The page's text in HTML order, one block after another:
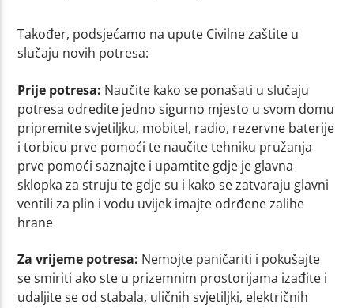
Također, podsjećamo na upute Civilne zaštite u
slučaju novih potresa:
Prije potresa: Naučite kako se ponašati u slučaju
potresa odredite jedno sigurno mjesto u svom domu
pripremite svjetiljku, mobitel, radio, rezervne baterije
i torbicu prve pomoći te naučite tehniku pružanja
prve pomoći saznajte i upamtite gdje je glavna
sklopka za struju te gdje su i kako se zatvaraju glavni
ventili za plin i vodu uvijek imajte odrđene zalihe
hrane
Za vrijeme potresa: Nemojte paničariti i pokušajte
se smiriti ako ste u prizemnim prostorijama izađite i
udaljite se od stabala, uličnih svjetiljki, električnih